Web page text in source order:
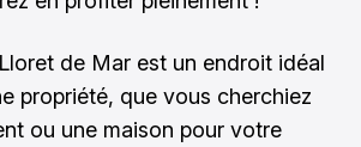
de Mar est un endroit idéal
propriété, que vous cherchiez
ou une maison pour votre